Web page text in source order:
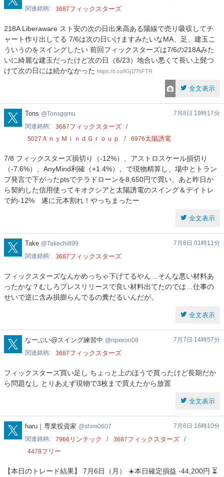
関連銘柄
3687フィックスターズ
218A Liberaware スト安の次の日出来高ある陽線で売り吸収してチ
ャート作り出してる 7/6は次の日いけますみたいなMA、足、建玉こ
ういうのをスイングしたい 前回フィックスターズは7/6の218Aみた
いに綺麗な建玉だったけど次の日（6/23）地合い悪くて長い上髭つ
けて次の日には続かなかった https://t.co/IGj1f7hFTR
全文表示
Tonsgqmu
Tons Tonsgqmu
7月8日 19時17分
関連銘柄
3687フィックスターズ
5027 ＡｎｙＭｉｎｄＧｒｏｕｐ 6976太陽誘電
7/8 フィックスターズ損切り（-12%）、アストロスケール損切り
（-7.6%）、AnyMind利確（+1.4%）、で現物精算し、場中とトラン
プ発言で下がったptsでテラドローンを8,650円で買い、あと昨日か
ら契約した信用使ってキオクシアと太陽誘電のスイング＆デイトレ
で約-12% 遂に元本割れ！やっちまったー
全文表示
Takechi899
Take Takechi899
7月8日 01時11分
関連銘柄
3687フィックスターズ
フィックスターズなんかめっちゃ下げてるやん…そんな悪い材料あ
ったかな？むしろプレスリリースで良い材料出てたのでは…仕事の
せいで逆に含み損膨らんでるの糞だるいんだが。
全文表示
npxeon08
なーぶい@スイング練習中 npxeon08
7月7日 14時57分
関連銘柄
3687フィックスターズ
フィックスターズ買い足し ちょっと上のほうで買ったけど長期だか
ら問題なし とりあえず現物で3枚まで買えたから放置
全文表示
shim0607
haru｜専業投資家 shim0607
7月6日 16時10分
関連銘柄
7966 リンテック 3687フィックスターズ
4478フリー
【本日のトレード結果】 7月6日（月） ☀️本日確定損益 -44,200円 ⏳